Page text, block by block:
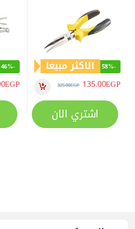
-
58% الاكثر مبيعا
135.00EGP
325.00EGP
اشتري الان
-
46%
EGP